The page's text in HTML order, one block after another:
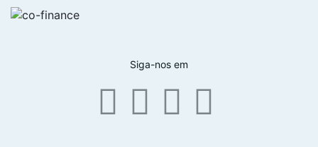
Siga-nos em